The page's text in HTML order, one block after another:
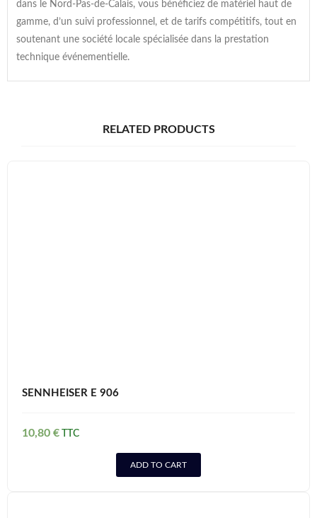
dans le Nord-Pas-de-Calais, vous bénéficiez de matériel haut de
gamme, d’un suivi professionnel, et de tarifs compétitifs, tout en
soutenant une société locale spécialisée dans la prestation
technique événementielle.
RELATED PRODUCTS
SENNHEISER E 906
10,80 €
ADD TO CART